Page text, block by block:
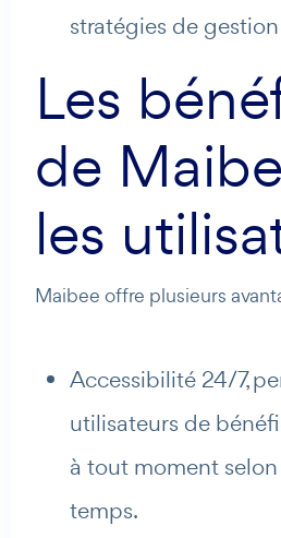
stratégies de
Les
de
les
Maibee offre plusieurs
Accessibilité 24/7,
utilisateurs de
à tout moment
temps.